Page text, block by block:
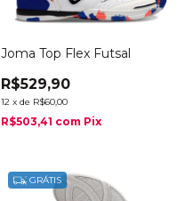
Joma Top Flex Futsal
R$529,90
12 x de R$60,00
R$503,41 com Pix
GRÁTIS